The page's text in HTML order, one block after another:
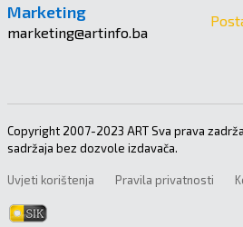
Marketing
marketing@artinfo.ba
Copyright 2007-2023 ART Sva prava
sadržaja bez dozvole izdavača.
Uvjeti korištenja Pravila privatnosti